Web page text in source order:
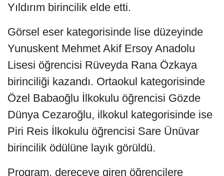
Yıldırım birincilik elde etti.
Görsel eser kategorisinde lise düzeyinde
Yunuskent Mehmet Akif Ersoy Anadolu
Lisesi öğrencisi Rüveyda Rana Özkaya
birinciliği kazandı. Ortaokul kategorisinde
Özel Babaoğlu İlkokulu öğrencisi Gözde
Dünya Cezaroğlu, ilkokul kategorisinde ise
Piri Reis İlkokulu öğrencisi Sare Ünüvar
birincilik ödülüne layık görüldü.
Program, dereceye giren öğrencilere